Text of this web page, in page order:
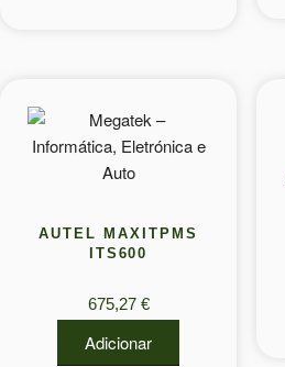
AUTEL MAXITPMS
ITS600
675,27 €
Adicionar